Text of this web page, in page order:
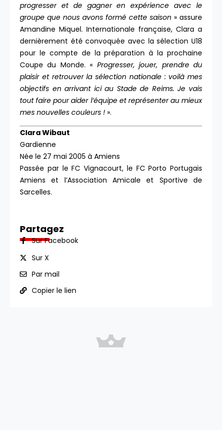
progresser et de gagner en expérience avec le
groupe que nous avons formé cette saison » assure
Amandine Miquel. Internationale française, Clara a
dernièrement été convoquée avec la sélection U18
pour le compte de la préparation à la prochaine
Coupe du Monde. « Progresser, jouer, prendre du
plaisir et retrouver la sélection nationale : voilà mes
objectifs en arrivant ici au Stade de Reims. Je vais
tout faire pour aider l’équipe et représenter au mieux
mes nouvelles couleurs ! ».
Clara Wibaut
Gardienne
Née le 27 mai 2005 à Amiens
Passée par le FC Vignacourt, le FC Porto Portugais
Amiens et l’Association Amicale et Sportive de
Sarcelles.
Partagez
Sur Facebook
Sur X
Par mail
Copier le lien